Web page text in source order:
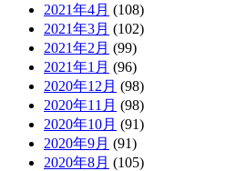
2021年4月 (108)
2021年3月 (102)
2021年2月 (99)
2021年1月 (96)
2020年12月 (98)
2020年11月 (98)
2020年10月 (91)
2020年9月 (91)
2020年8月 (105)